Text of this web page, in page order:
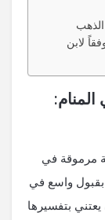
لابن
مرموقة في
بقبول واسع في
بتفسيرها